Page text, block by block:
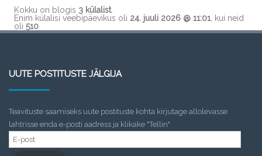
Kokku on blogis 3 külalist.
Enim külalisi veebipäevikus oli 24. juuli 2026 @ 11:01 , kui neid
oli 510
UUTE POSTITUSTE JÄLGIJA
Teavituste saamiseks uute postituste kohta kirjutage allolevasse
lahtrisse enda e-posti aadress ja klikake "Tellin"
E-
post